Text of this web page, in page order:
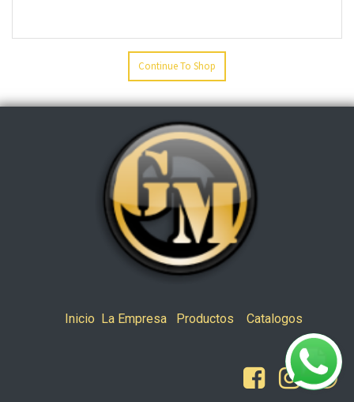
Continue To Shop
Inicio La Empresa Productos Catalogos